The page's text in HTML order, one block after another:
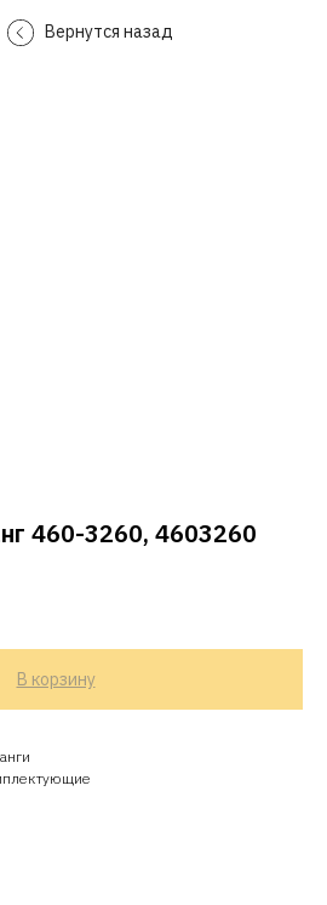
Вернутся назад
460-3260, 4603260
В корзину